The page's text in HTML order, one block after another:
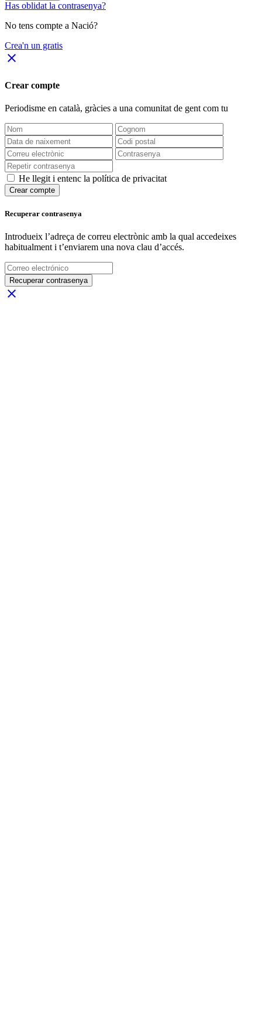
Has oblidat la contrasenya?
No tens compte a Nació?
Crea'n un gratis
close
Crear compte
Periodisme en català, gràcies a una comunitat de gent com tu
He llegit i entenc la política de privacitat
Crear compte
Recuperar contrasenya
Introdueix l’adreça de correu electrònic amb la qual accedeixes
habitualment i t’enviarem una nova clau d’accés.
Recuperar contrasenya
close